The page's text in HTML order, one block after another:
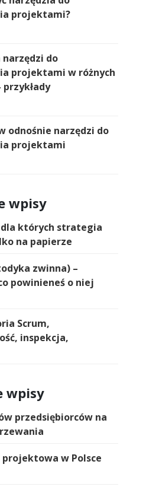
projektami?
narzędzi do
projektami w różnych
przykłady
odnośnie narzędzi do
projektami
wpisy
dla których strategia
na papierze
zwinna) –
powinieneś o niej
Scrum,
inspekcja,
wpisy
przedsiębiorców na
projektowa w Polsce